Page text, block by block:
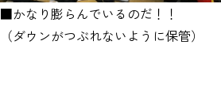
■かなり膨らんでいるのだ！！
（ダウンがつぶれないように保管）